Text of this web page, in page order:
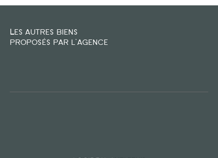
Les autres biens
proposés par l'agence